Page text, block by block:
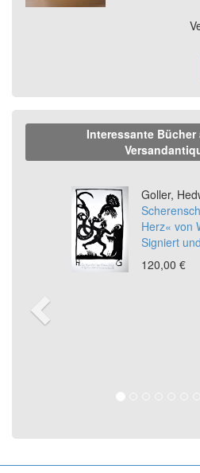
Interessante Bücher
Goller,
Herz« von
Signiert
120,00 €
Previous